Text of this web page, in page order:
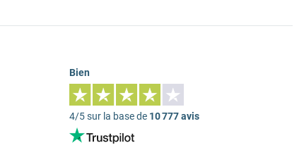
Bien
4/5 sur la base de 10 777 avis